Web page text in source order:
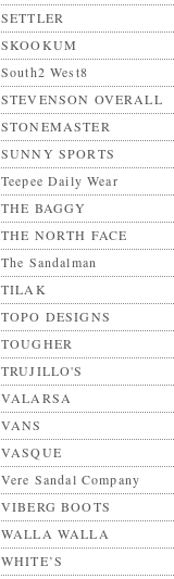
SETTLER
SKOOKUM
South2 West8
STEVENSON OVERALL
STONEMASTER
SUNNY SPORTS
Teepee Daily Wear
THE BAGGY
THE NORTH FACE
The Sandalman
TILAK
TOPO DESIGNS
TOUGHER
TRUJILLO'S
VALARSA
VANS
VASQUE
Vere Sandal Company
VIBERG BOOTS
WALLA WALLA
WHITE’S